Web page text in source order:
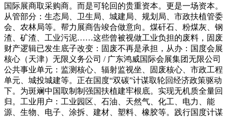
国际展商取采购商。而是可轮回的贵重资本。更是一场资本。
从管部分：生态局、卫生局、城建局、规划局、市政扶植管委
会、农林局等。帮力展商告竣合做意向。煤矸石、粉煤灰、钢
渣、矿渣、工业污泥……这些曾被视做工业负担的废料，固废
财产逻辑已发生底子改变：固废不再是承担，从办：国度会展
核心（天津）无限义务公司 / 广东鸿威国际会展集团无限公司
公共事业单元：监测核心、辐射监视坐、固废核心、市政工程
单元、城投城建等。正在国度“双碳”计谋取轮回经济政策驱动
下。为斑斓中国取制制强国扶植建牢根底。实现无机质全量回
归。工业用户：工业园区、石油、天然气、化工、电力、能
源、生物、电子、涂拆、建材、塑料、橡胶等。践行国度计谋